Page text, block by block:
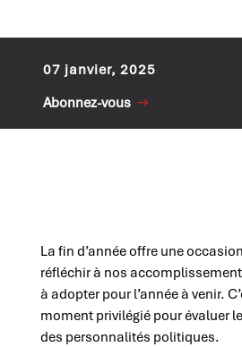
07 janvier, 2025
Abonnez-vous
La fin d’année offre une
réfléchir à nos
à adopter pour l’année à venir.
moment privilégié pour évaluer
des personnalités politiques.